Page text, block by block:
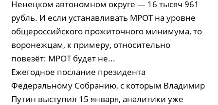
Ненецком автономном округе — 16 тысяч 961
рубль. И если устанавливать МРОТ на уровне
общероссийского прожиточного минимума, то
воронежцам, к примеру, относительно
повезёт: МРОТ будет не...
Ежегодное послание президента
Федеральному Собранию, с которым Владимир
Путин выступил 15 января, аналитики уже